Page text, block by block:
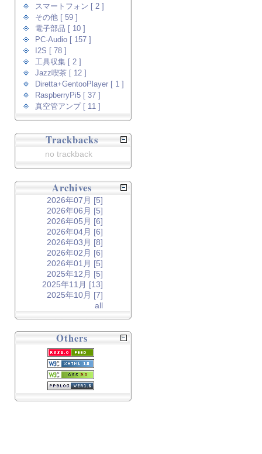
スマートフォン [ 2 ]
その他 [ 59 ]
電子部品 [ 10 ]
PC-Audio [ 157 ]
I2S [ 78 ]
工具収集 [ 2 ]
Jazz喫茶 [ 12 ]
Diretta+GentooPlayer [ 1 ]
RaspberryPi5 [ 37 ]
真空管アンプ [ 11 ]
Trackbacks
no trackback
Archives
2026年07月 [5]
2026年06月 [5]
2026年05月 [6]
2026年04月 [6]
2026年03月 [8]
2026年02月 [6]
2026年01月 [5]
2025年12月 [5]
2025年11月 [13]
2025年10月 [7]
all
Others